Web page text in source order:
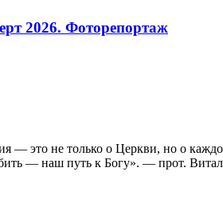
2026. Фоторепортаж
— это не только о Церкви, но о
— наш путь к Богу». — прот.